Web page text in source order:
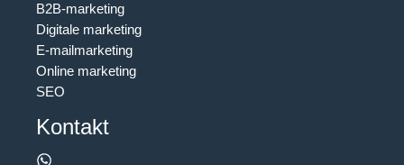
B2B-marketing
Digitale marketing
E-mailmarketing
Online marketing
SEO
Kontakt